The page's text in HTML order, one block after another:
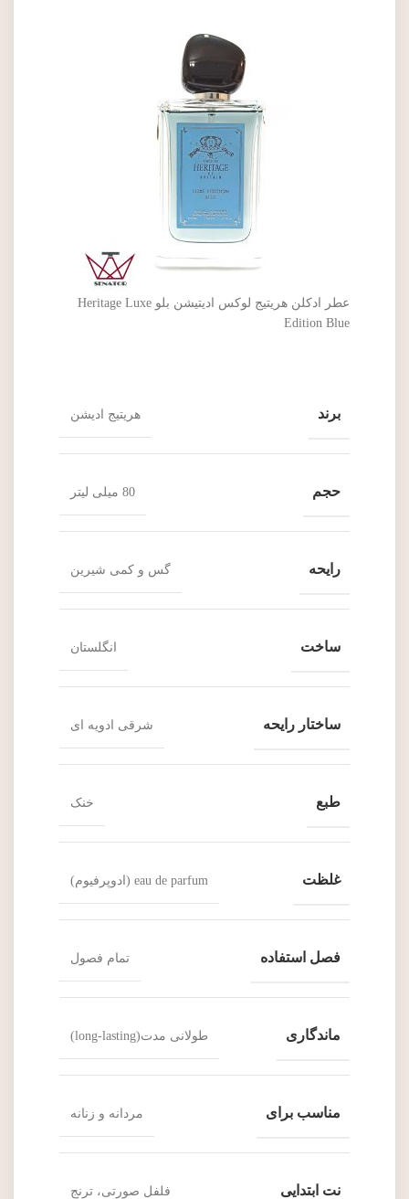
عطر ادکلن هریتیج لوکس ادیتیشن بلو Heritage Luxe
Edition Blue
برند هریتیج ادیشن
حجم 80 میلی لیتر
رایحه گس و کمی شیرین
ساخت انگلستان
ساختار رایحه شرقی ادویه ای
طبع خنک
غلظت eau de parfum (ادوپرفیوم)
فصل استفاده تمام فصول
ماندگاری طولانی مدت(long-lasting)
مناسب برای مردانه و زنانه
نت ابتدایی فلفل صورتی، ترنج